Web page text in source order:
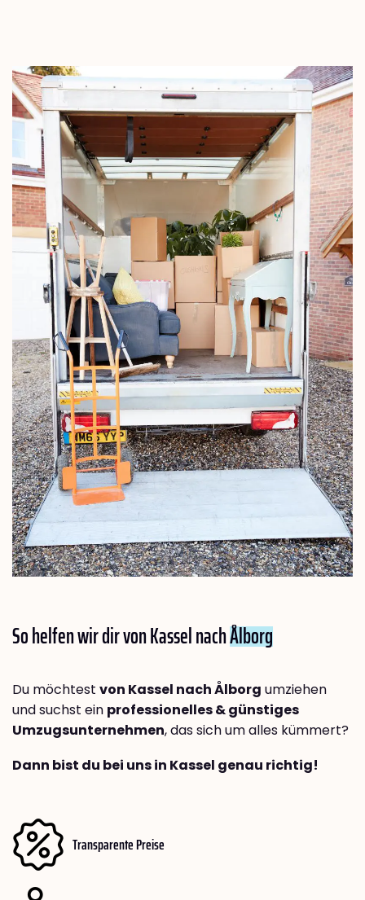
So helfen wir dir von Kassel nachÅlborg
Du möchtest von Kassel nach Ålborg umziehen
und suchst ein professionelles & günstiges
Umzugsunternehmen, das sich um alles kümmert?
Dann bist du bei uns in Kassel genau richtig!
Transparente Preise